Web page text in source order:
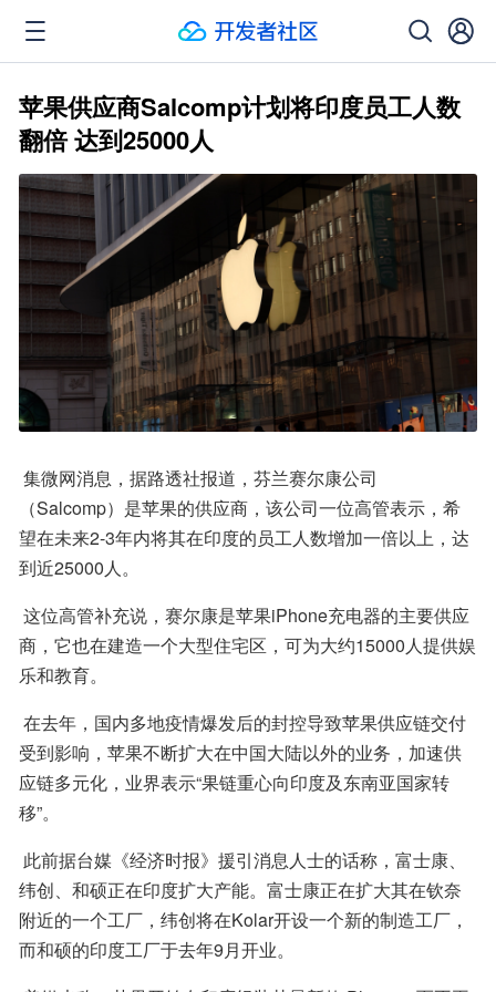
苹果供应商Salcomp计划将印度员工人数
翻倍 达到25000人
（Salcomp）是苹果的供应商，该公司一位高管表示，希
望在未来2-3年内将其在印度的员工人数增加一倍以上，达
到近25000人。
商，它也在建造一个大型住宅区，可为大约15000人提供娱
乐和教育。
受到影响，苹果不断扩大在中国大陆以外的业务，加速供
应链多元化，业界表示“果链重心向印度及东南亚国家转
移”。
纬创、和硕正在印度扩大产能。富士康正在扩大其在钦奈
附近的一个工厂，纬创将在Kolar开设一个新的制造工厂，
而和硕的印度工厂于去年9月开业。